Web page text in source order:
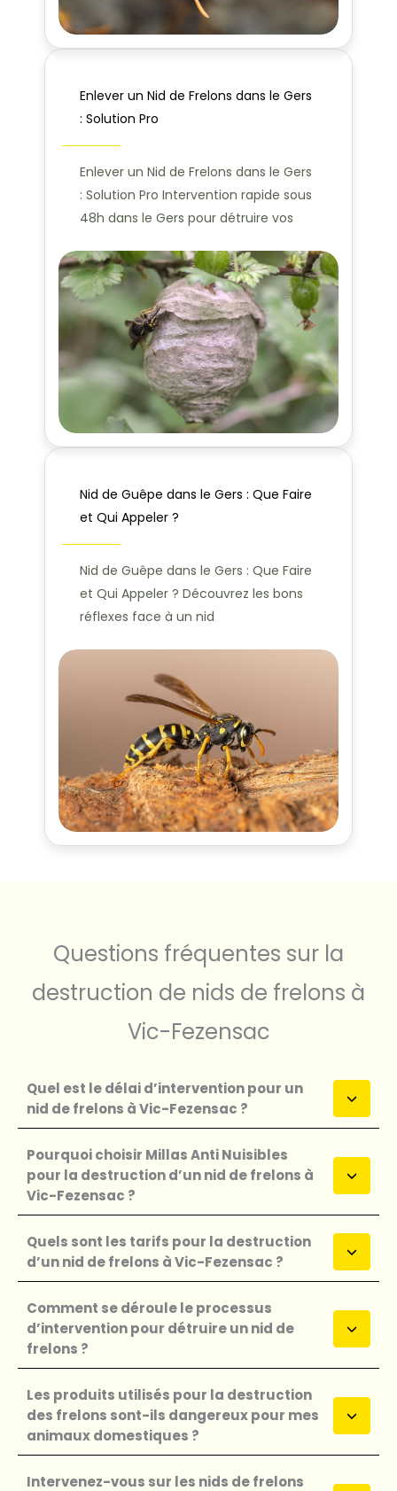
Enlever un Nid de Frelons dans le Gers
: Solution Pro
Enlever un Nid de Frelons dans le Gers
: Solution Pro Intervention rapide sous
48h dans le Gers pour détruire vos
Nid de Guêpe dans le Gers : Que Faire
et Qui Appeler ?
Nid de Guêpe dans le Gers : Que Faire
et Qui Appeler ? Découvrez les bons
réflexes face à un nid
Questions fréquentes sur la
destruction de nids de frelons à
Vic-Fezensac
Quel est le délai d’intervention pour un
nid de frelons à Vic-Fezensac ?
Pourquoi choisir Millas Anti Nuisibles
pour la destruction d’un nid de frelons à
Vic-Fezensac ?
Quels sont les tarifs pour la destruction
d’un nid de frelons à Vic-Fezensac ?
Comment se déroule le processus
d’intervention pour détruire un nid de
frelons ?
Les produits utilisés pour la destruction
des frelons sont-ils dangereux pour mes
animaux domestiques ?
Intervenez-vous sur les nids de frelons